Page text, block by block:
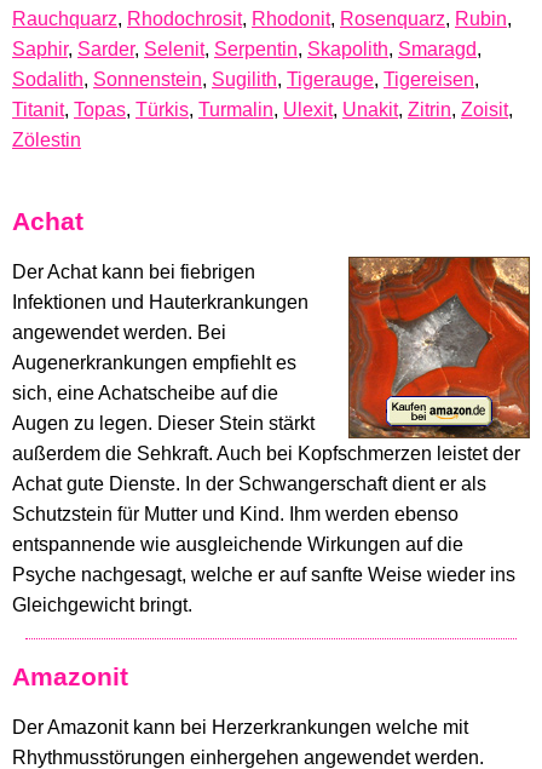
Rauchquarz, Rhodochrosit, Rhodonit, Rosenquarz, Rubin,
Saphir, Sarder, Selenit, Serpentin, Skapolith, Smaragd,
Sodalith, Sonnenstein, Sugilith, Tigerauge, Tigereisen,
Titanit, Topas, Türkis, Turmalin, Ulexit, Unakit, Zitrin, Zoisit,
Zölestin
Achat
Der Achat kann bei fiebrigen
Infektionen und Hauterkrankungen
angewendet werden. Bei
Augenerkrankungen empfiehlt es
sich, eine Achatscheibe auf die
Augen zu legen. Dieser Stein stärkt
außerdem die Sehkraft. Auch bei Kopfschmerzen leistet der
Achat gute Dienste. In der Schwangerschaft dient er als
Schutzstein für Mutter und Kind. Ihm werden ebenso
entspannende wie ausgleichende Wirkungen auf die
Psyche nachgesagt, welche er auf sanfte Weise wieder ins
Gleichgewicht bringt.
Amazonit
Der Amazonit kann bei Herzerkrankungen welche mit
Rhythmusstörungen einhergehen angewendet werden.